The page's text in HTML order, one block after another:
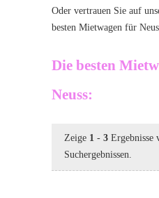
Oder vertrauen Sie auf
besten Mietwagen für
Die besten
Neuss:
Zeige 1 - 3 Ergebnisse
Suchergebnissen.